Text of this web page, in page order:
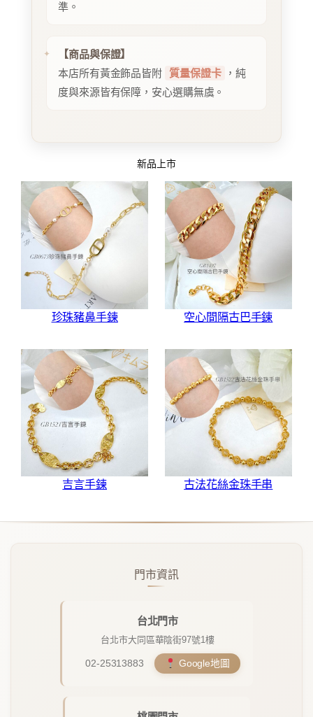
準。
【商品與保證】
本店所有黃金飾品皆附 質量保證卡
，純
度與來源皆有保障，安心選購無虞。
新品上市
珍珠豬鼻手鍊 空心間隔古巴手鍊
吉言手鍊 古法花絲金珠手串
門市資訊
台北門市
台北市大同區華陰街97號1樓
02-25313883 Google地圖